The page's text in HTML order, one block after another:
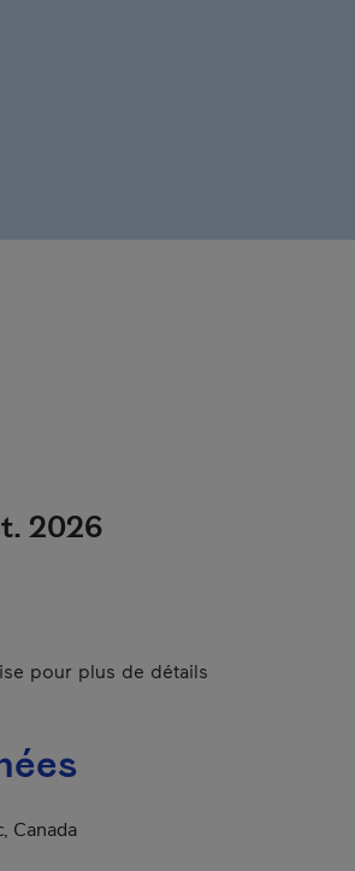
2026
pour plus de détails
Canada